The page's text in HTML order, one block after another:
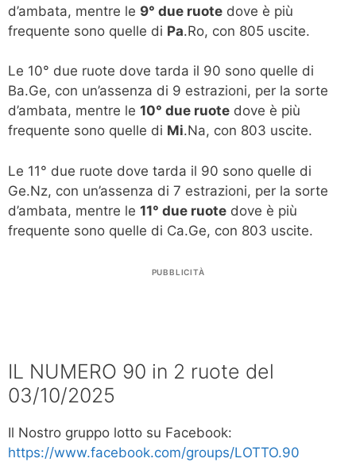
d’ambata, mentre le 9° due ruote dove è più
frequente sono quelle di Pa.Ro, con 805 uscite.
Le 10° due ruote dove tarda il 90 sono quelle di
Ba.Ge, con un’assenza di 9 estrazioni, per la sorte
d’ambata, mentre le 10° due ruote dove è più
frequente sono quelle di Mi.Na, con 803 uscite.
Le 11° due ruote dove tarda il 90 sono quelle di
Ge.Nz, con un’assenza di 7 estrazioni, per la sorte
d’ambata, mentre le 11° due ruote dove è più
frequente sono quelle di Ca.Ge, con 803 uscite.
PUBBLICITÀ
IL NUMERO 90 in 2 ruote del
03/10/2025
Il Nostro gruppo lotto su Facebook:
https://www.facebook.com/groups/LOTTO.90